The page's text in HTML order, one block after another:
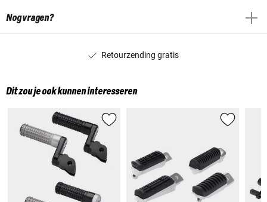
Nog vragen?
Retourzending gratis
Dit zou je ook kunnen interesseren